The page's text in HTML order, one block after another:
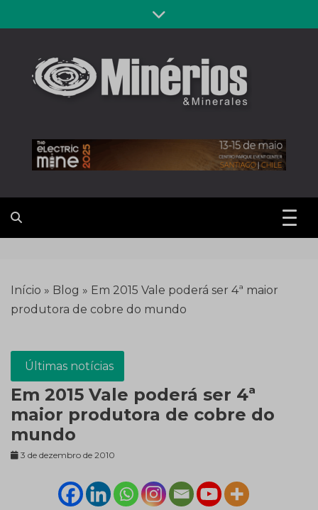
to
Revista
Minérios &
Minerales
Início » Blog » Em 2015 Vale poderá ser 4ª maior
produtora de cobre do mundo
Últimas notícias
Em 2015 Vale poderá ser 4ª
maior produtora de cobre do
mundo
3 de dezembro de 2010